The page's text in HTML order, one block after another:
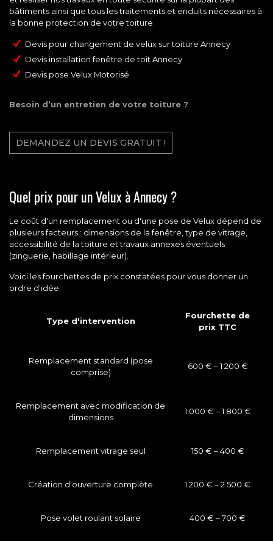
bâtiments ainsi que tous les traitements et enduits nécessaires à
la bonne protection de votre toiture.
Devis pour changement de velux sur toiture Annecy
Devis installation fenêtre de toit Annecy
Devis pose Velux Motorisé
Besoin d’un entretien de votre toiture ?
DEMANDEZ UN DEVIS GRATUIT !
Quel prix pour un Velux à Annecy ?
Le coût d'un remplacement ou d'une pose de Velux dépend de
plusieurs facteurs : dimensions de la fenêtre, type de vitrage,
accessibilité de la toiture et travaux annexes éventuels
(zinguerie, habillage intérieur).
Voici les fourchettes de prix constatées pour vous donner un
ordre d'idée.
Type d'intervention
Fourchette de
prix TTC
Remplacement standard (pose
comprise)
600 € – 1 200 €
Remplacement avec modification de
dimensions
1 000 € – 1 800 €
Remplacement vitrage seul 150 € – 400 €
Création d'ouverture complète 1 200 € – 2 500 €
Pose volet roulant solaire 400 € – 700 €